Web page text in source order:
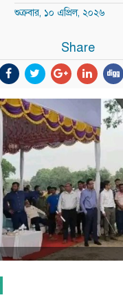
শুক্রবার, ১০ এপ্রিল, ২০২৬
Share